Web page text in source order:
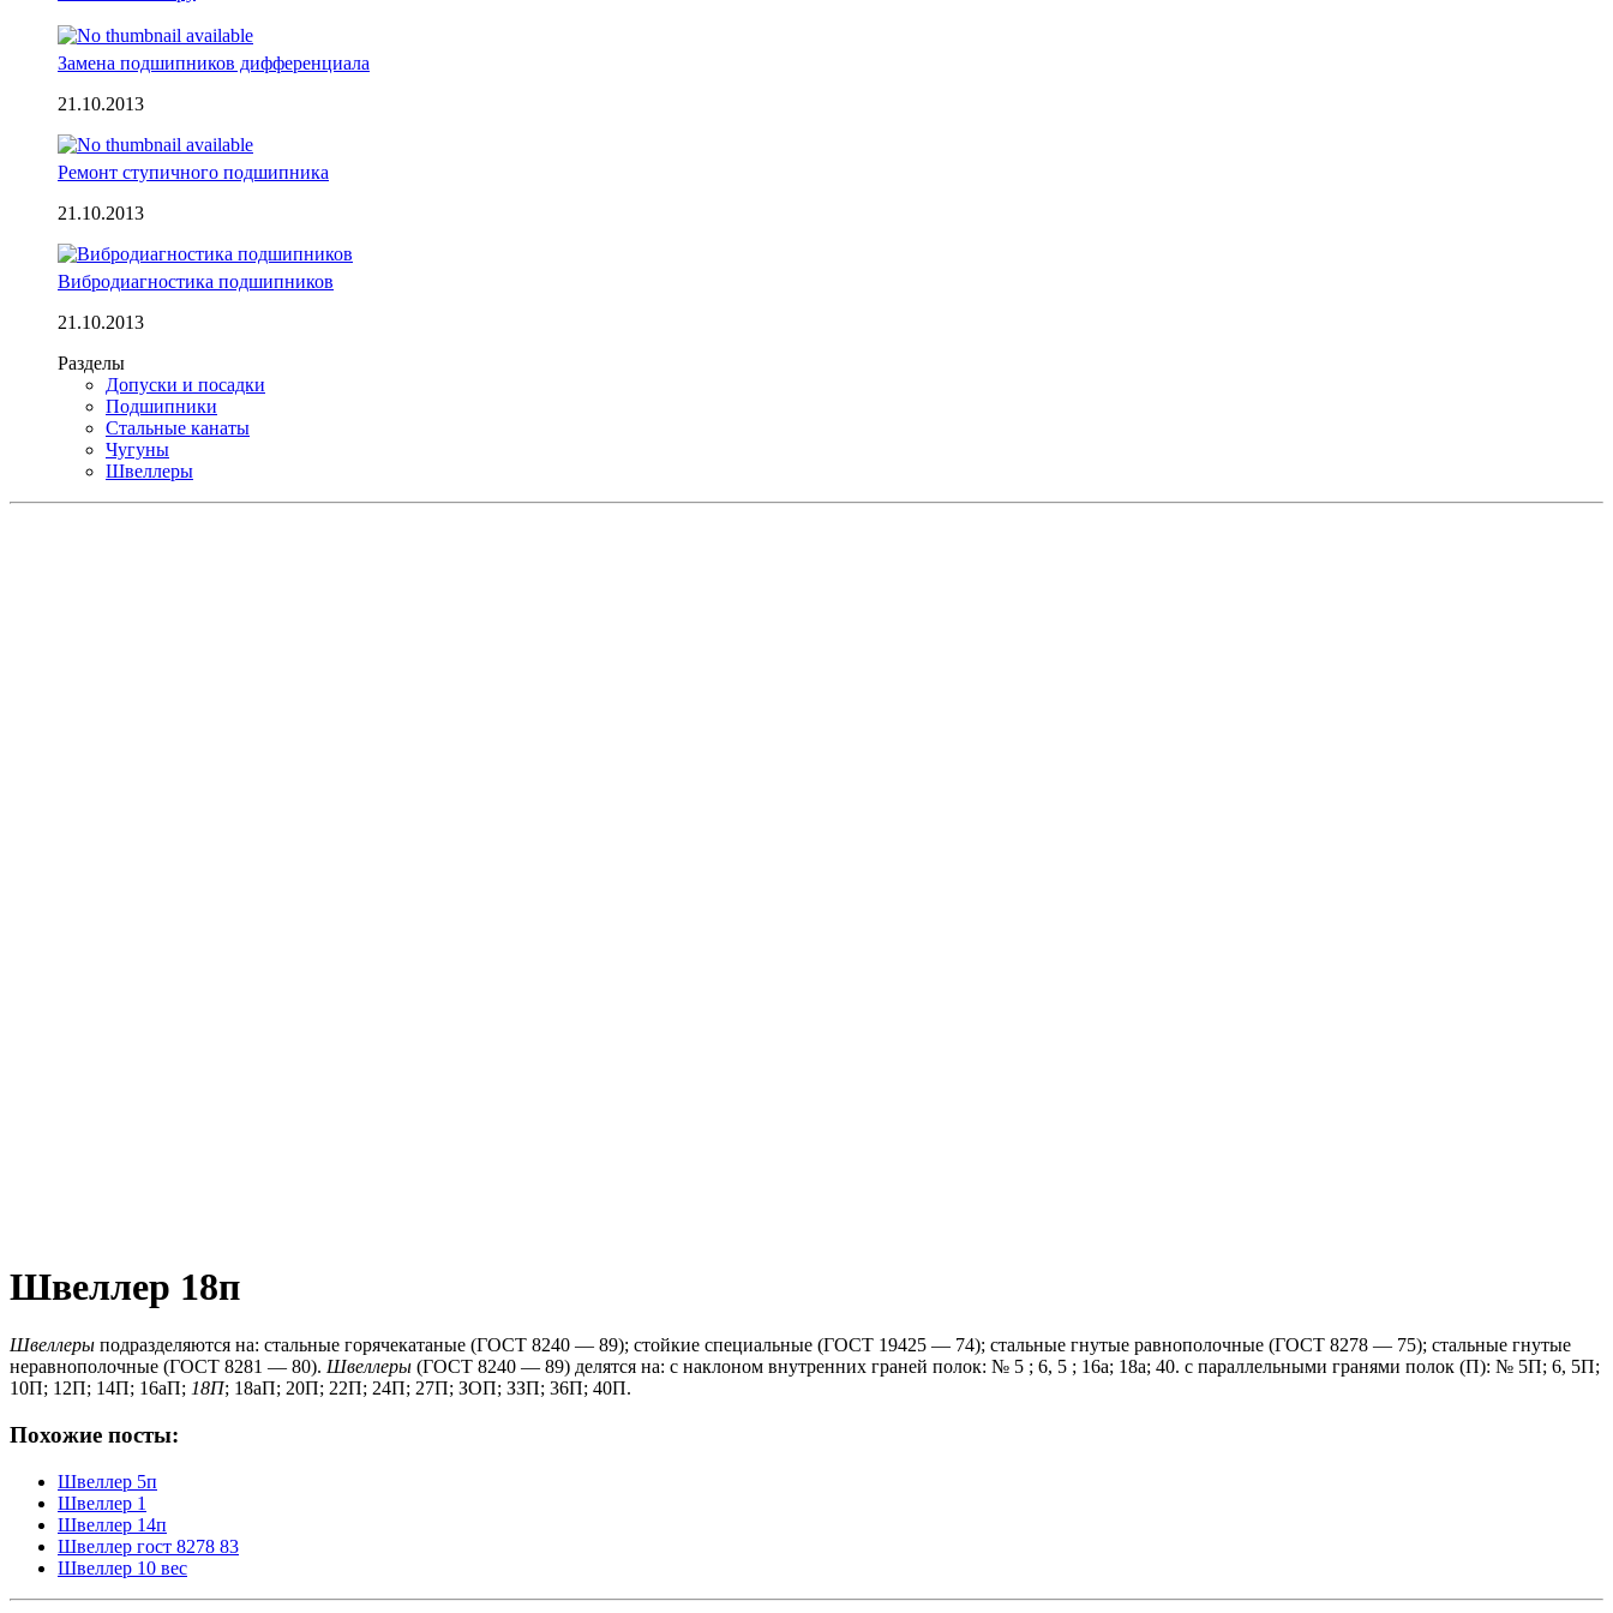
Замена подшипников дифференциала
21.10.2013
Ремонт ступичного подшипника
21.10.2013
Вибродиагностика подшипников
21.10.2013
Разделы
Допуски и посадки
Подшипники
Стальные канаты
Чугуны
Швеллеры
Швеллер 18п
Швеллеры подразделяются на: стальные горячекатаные (ГОСТ 8240 — 89); стойкие специальные (ГОСТ 19425 — 74); стальные гнутые равнополочные (ГОСТ 8278 — 75); стальные гнутые
неравнополочные (ГОСТ 8281 — 80). Швеллеры (ГОСТ 8240 — 89) делятся на: с наклоном внутренних граней полок: № 5 ; 6, 5 ; 16а; 18а; 40. с параллельными гранями полок (П): № 5П; 6, 5П;
10П; 12П; 14П; 16аП; 18П; 18аП; 20П; 22П; 24П; 27П; ЗОП; ЗЗП; 36П; 40П.
Похожие посты:
Швеллер 5п
Швеллер 1
Швеллер 14п
Швеллер гост 8278 83
Швеллер 10 вес